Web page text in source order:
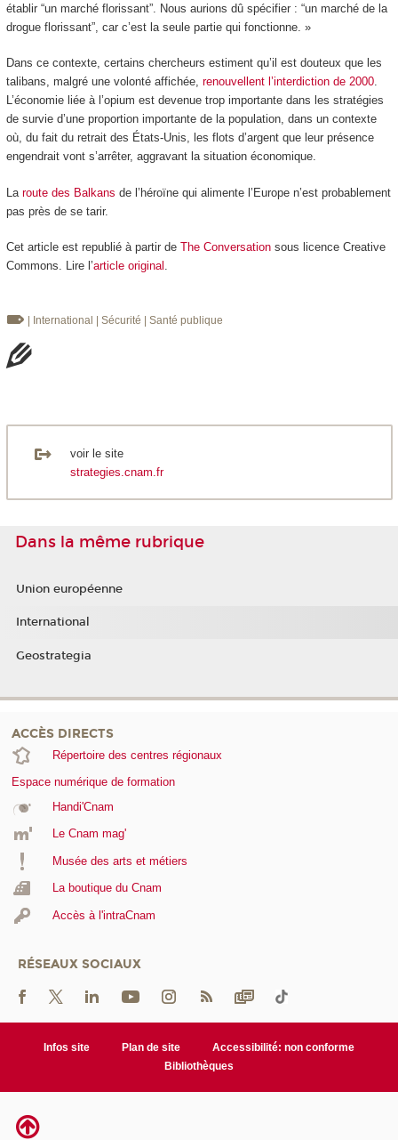
établir “un marché florissant”. Nous aurions dû spécifier : “un marché de la
drogue florissant”, car c’est la seule partie qui fonctionne. »
Dans ce contexte, certains chercheurs estiment qu’il est douteux que les
talibans, malgré une volonté affichée, renouvellent l’interdiction de 2000.
L’économie liée à l’opium est devenue trop importante dans les stratégies
de survie d’une proportion importante de la population, dans un contexte
où, du fait du retrait des États-Unis, les flots d’argent que leur présence
engendrait vont s’arrêter, aggravant la situation économique.
La route des Balkans de l’héroïne qui alimente l’Europe n’est probablement
pas près de se tarir.
Cet article est republié à partir de The Conversationsous licence Creative
Commons. Lire l’article original .
| International | Sécurité | Santé publique
voir le site
strategies.cnam.fr
Dans la même rubrique
Union européenne
International
Geostrategia
ACCÈS DIRECTS
Répertoire des centres régionaux
Espace numérique de formation
Handi'Cnam
Le Cnam mag'
Musée des arts et métiers
La boutique du Cnam
Accès à l'intraCnam
RÉSEAUX SOCIAUX
Infos site Plan de site
Accessibilité: non conforme
Bibliothèques